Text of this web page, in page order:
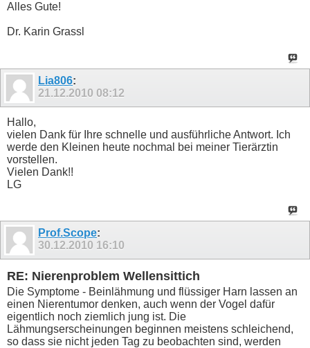
Alles Gute!
Dr. Karin Grassl
Lia806:
21.12.2010 08:12
Hallo,
vielen Dank für Ihre schnelle und ausführliche Antwort. Ich
werde den Kleinen heute nochmal bei meiner Tierärztin
vorstellen.
Vielen Dank!!
LG
Prof.Scope:
30.12.2010 16:10
RE: Nierenproblem Wellensittich
Die Symptome - Beinlähmung und flüssiger Harn lassen an
einen Nierentumor denken, auch wenn der Vogel dafür
eigentlich noch ziemlich jung ist. Die
Lähmungserscheinungen beginnen meistens schleichend,
so dass sie nicht jeden Tag zu beobachten sind, werden